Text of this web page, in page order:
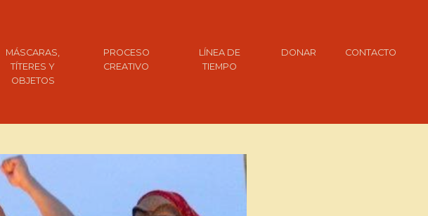
MÁSCARAS,
TÍTERES Y
OBJETOS
PROCESO
CREATIVO
LÍNEA DE
TIEMPO
DONAR CONTACTO